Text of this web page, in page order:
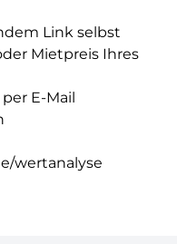
Link selbst
Mietpreis Ihres
E-Mail
wertanalyse